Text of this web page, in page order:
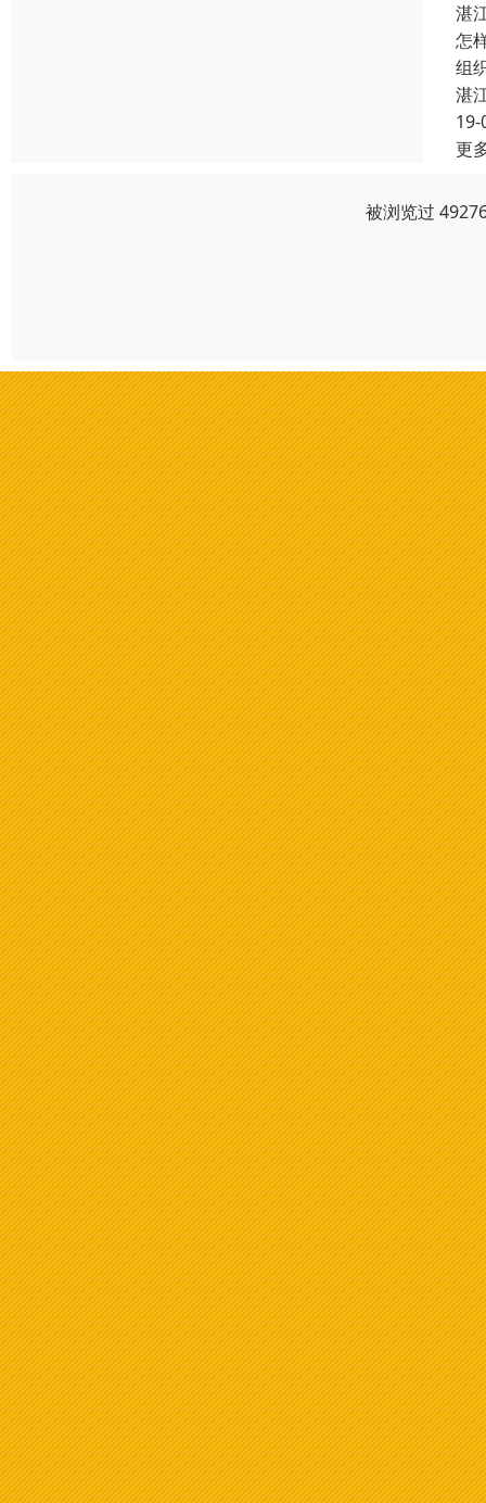
湛
怎
组
湛
19-
更
被浏览过